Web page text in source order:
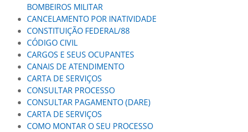
BOMBEIROS MILITAR
CANCELAMENTO POR INATIVIDADE
CONSTITUIÇÃO FEDERAL/88
CÓDIGO CIVIL
CARGOS E SEUS OCUPANTES
CANAIS DE ATENDIMENTO
CARTA DE SERVIÇOS
CONSULTAR PROCESSO
CONSULTAR PAGAMENTO (DARE)
CARTA DE SERVIÇOS
COMO MONTAR O SEU PROCESSO